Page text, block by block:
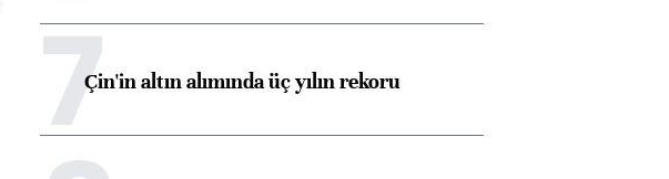
7Çin'in altın alımında üç yılın rekoru